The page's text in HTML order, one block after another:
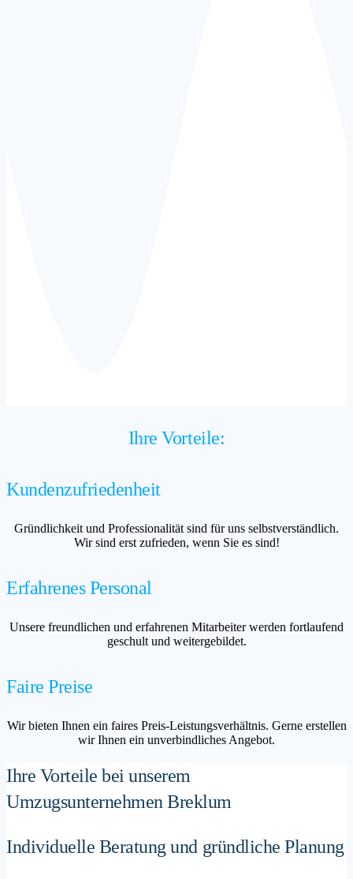
Ihre Vorteile:
Kundenzufriedenheit
Gründlichkeit und Professionalität sind für uns selbstverständlich.
Wir sind erst zufrieden, wenn Sie es sind!
Erfahrenes Personal
Unsere freundlichen und erfahrenen Mitarbeiter werden fortlaufend
geschult und weitergebildet.
Faire Preise
Wir bieten Ihnen ein faires Preis-Leistungsverhältnis. Gerne erstellen
wir Ihnen ein unverbindliches Angebot.
Ihre Vorteile bei unserem
Umzugsunternehmen Breklum
Individuelle Beratung und gründliche Planung